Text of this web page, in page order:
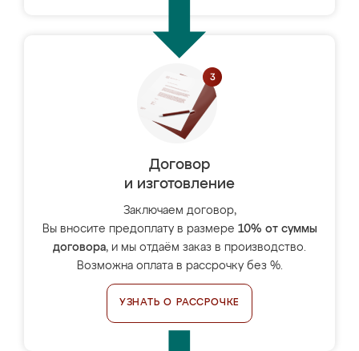
Договор
и изготовление
Заключаем договор,
Вы вносите предоплату в размере 10% от суммы
договора, и мы отдаём заказ в производство.
Возможна оплата в рассрочку без %.
УЗНАТЬ О РАССРОЧКЕ